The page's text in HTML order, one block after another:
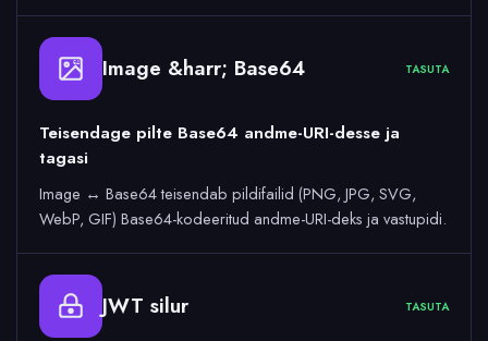
64 Image &harr; Base64 TASUTA
Teisendage pilte Base64 andme-URI-desse ja
tagasi
Image ↔ Base64 teisendab pildifailid (PNG, JPG, SVG,
WebP, GIF) Base64-kodeeritud andme-URI-deks ja vastupidi.
JWT silur TASUTA